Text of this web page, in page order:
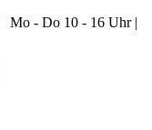
Mo - Do 10 - 16 Uhr |